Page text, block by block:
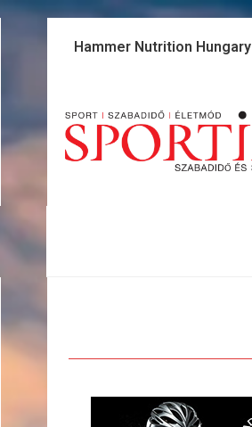
Skip
Hammer Nutrition Hungary